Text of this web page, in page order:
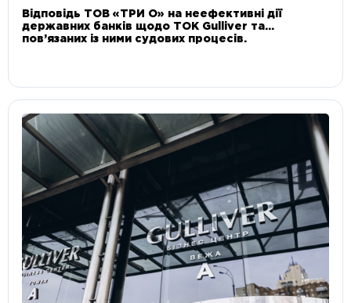
Відповідь ТОВ «ТРИ О» на неефективні дії
державних банків щодо ТОК Gulliver та
пов’язаних із ними судових процесів.